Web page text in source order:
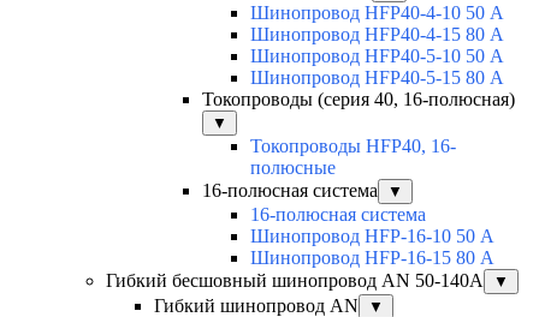
Шинопровод HFP40-4-10 50 А
Шинопровод HFP40-4-15 80 А
Шинопровод HFP40-5-10 50 А
Шинопровод HFP40-5-15 80 А
Токопроводы (серия 40, 16-полюсная)
▼
Токопроводы HFP40, 16-
полюсные
16-полюсная система
▼
16-полюсная система
Шинопровод HFP-16-10 50 А
Шинопровод HFP-16-15 80 А
Гибкий бесшовный шинопровод AN 50-140А
▼
Гибкий шинопровод AN ▼